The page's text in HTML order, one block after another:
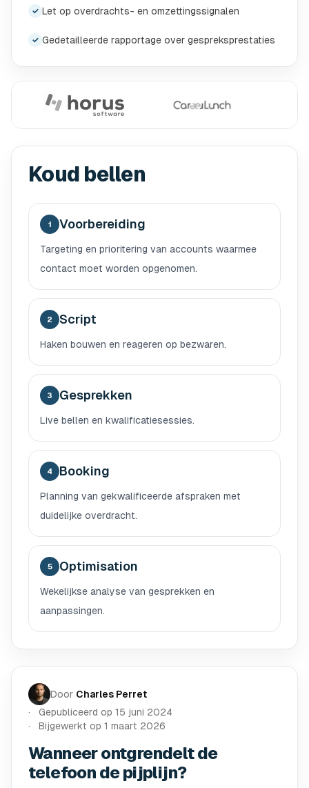
✓ Let op overdrachts- en omzettingssignalen
✓ Gedetailleerde rapportage over gespreksprestaties
Koud bellen
1 Voorbereiding
Targeting en prioritering van accounts waarmee
contact moet worden opgenomen.
2 Script
Haken bouwen en reageren op bezwaren.
3 Gesprekken
Live bellen en kwalificatiesessies.
4 Booking
Planning van gekwalificeerde afspraken met
duidelijke overdracht.
5 Optimisation
Wekelijkse analyse van gesprekken en
aanpassingen.
Door Charles Perret
Gepubliceerd op 15 juni 2024
Bijgewerkt op 1 maart 2026
Wanneer ontgrendelt de
telefoon de pijplijn?